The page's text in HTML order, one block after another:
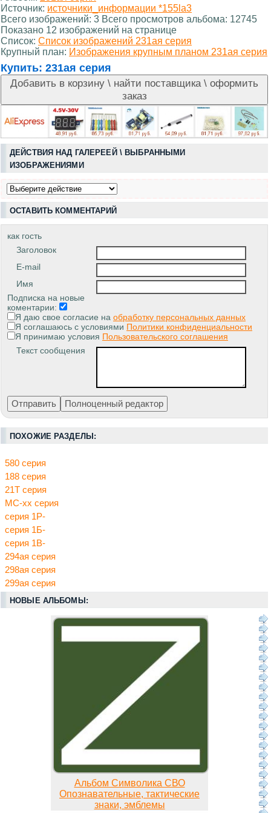
Источник: источники_информации *155la3
Всего изображений: 3 Всего просмотров альбома: 12745
Показано 12 изображений на странице
Список: Список изображений 231ая серия
Крупный план: Изображения крупным планом 231ая серия
Купить: 231ая серия
ДЕЙСТВИЯ НАД ГАЛЕРЕЕЙ \ ВЫБРАННЫМИ
ИЗОБРАЖЕНИЯМИ
ОСТАВИТЬ КОММЕНТАРИЙ
как гость
Заголовок
E-mail
Имя
Подписка на новые
коментарии:
Я даю свое согласие на обработку персональных данных
Я соглашаюсь с условиями Политики конфиденциальности
Я принимаю условия Пользовательского соглашения
Текст сообщения
ПОХОЖИЕ РАЗДЕЛЫ:
580 серия
188 серия
21Т серия
МС-хх серия
серия 1Р-
серия 1Б-
серия 1В-
294ая серия
298ая серия
299ая серия
НОВЫЕ АЛЬБОМЫ:
Альбом Символика СВО
Опознавательные, тактические
знаки, эмблемы